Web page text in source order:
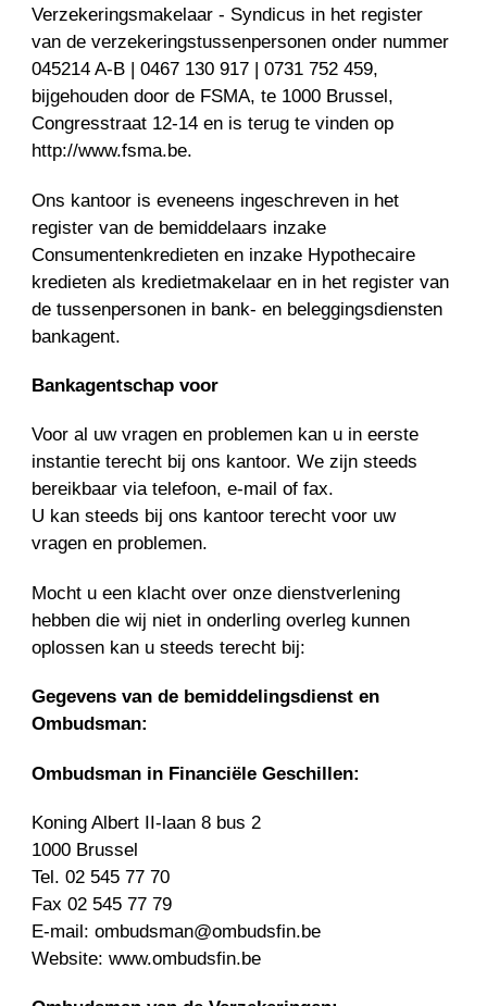
Verzekeringsmakelaar - Syndicus in het register
van de verzekeringstussenpersonen onder nummer
045214 A-B | 0467 130 917 | 0731 752 459,
bijgehouden door de FSMA, te 1000 Brussel,
Congresstraat 12-14 en is terug te vinden op
http://www.fsma.be.
Ons kantoor is eveneens ingeschreven in het
register van de bemiddelaars inzake
Consumentenkredieten en inzake Hypothecaire
kredieten als kredietmakelaar en in het register van
de tussenpersonen in bank- en beleggingsdiensten
bankagent.
Bankagentschap voor
Voor al uw vragen en problemen kan u in eerste
instantie terecht bij ons kantoor. We zijn steeds
bereikbaar via telefoon, e-mail of fax.
U kan steeds bij ons kantoor terecht voor uw
vragen en problemen.
Mocht u een klacht over onze dienstverlening
hebben die wij niet in onderling overleg kunnen
oplossen kan u steeds terecht bij:
Gegevens van de bemiddelingsdienst en
Ombudsman:
Ombudsman in Financiële Geschillen:
Koning Albert II-laan 8 bus 2
1000 Brussel
Tel. 02 545 77 70
Fax 02 545 77 79
E-mail: ombudsman@ombudsfin.be
Website: www.ombudsfin.be